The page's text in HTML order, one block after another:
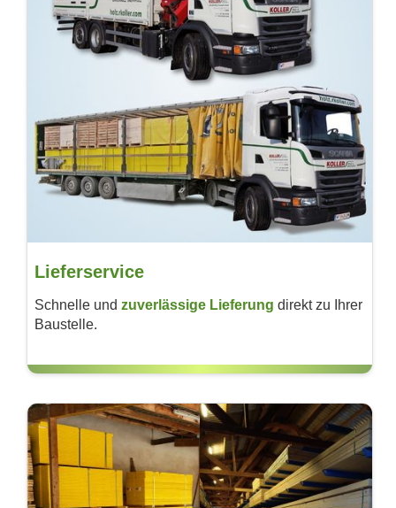
Lieferservice
Schnelle undzu­verlässige Lieferung direkt zu Ihrer
Baustelle.